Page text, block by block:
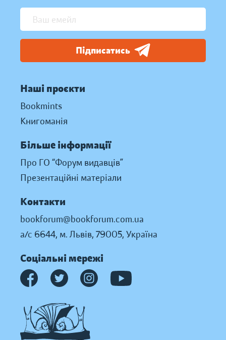
Підписатись
Наші проєкти
Bookmints
Книгоманія
Більше інформації
Про ГО “Форум видавців”
Презентаційні матеріали
Контакти
bookforum@bookforum.com.ua
а/с 6644, м. Львів, 79005, Україна
Соціальні мережі